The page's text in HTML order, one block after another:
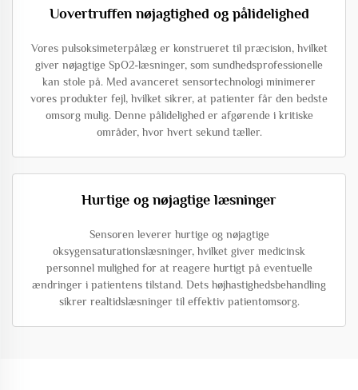
Uovertruffen nøjagtighed og pålidelighed
Vores pulsoksimeterpålæg er konstrueret til præcision, hvilket
giver nøjagtige SpO2-læsninger, som sundhedsprofessionelle
kan stole på. Med avanceret sensortechnologi minimerer
vores produkter fejl, hvilket sikrer, at patienter får den bedste
omsorg mulig. Denne pålidelighed er afgørende i kritiske
områder, hvor hvert sekund tæller.
Hurtige og nøjagtige læsninger
Sensoren leverer hurtige og nøjagtige
oksygensaturationslæsninger, hvilket giver medicinsk
personnel mulighed for at reagere hurtigt på eventuelle
ændringer i patientens tilstand. Dets højhastighedsbehandling
sikrer realtidslæsninger til effektiv patientomsorg.